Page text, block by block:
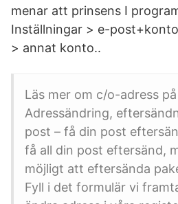
menar att prinsens I
Inställningar > e-
> annat konto..
Läs mer om c/o-adress
Adressändring,
post – få din post
få all din post eftersänd,
möjligt att eftersända
Fyll i det formulär vi